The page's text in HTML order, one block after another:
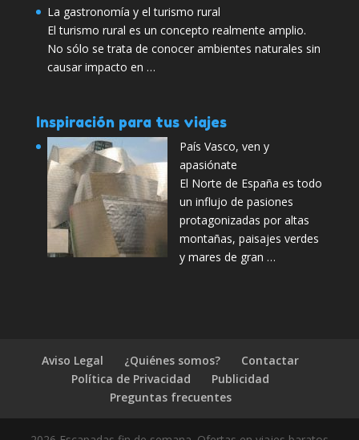
La gastronomía y el turismo rural
El turismo rural es un concepto realmente amplio.
No sólo se trata de conocer ambientes naturales sin
causar impacto en …
Inspiración para tus viajes
País Vasco, ven y
apasiónate
El Norte de España es todo
un influjo de pasiones
protagonizadas por altas
montañas, paisajes verdes
y mares de gran …
Aviso Legal ¿Quiénes somos?
Contactar
Política de Privacidad
Publicidad
Preguntas frecuentes